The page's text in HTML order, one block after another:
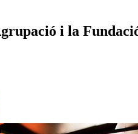
i la